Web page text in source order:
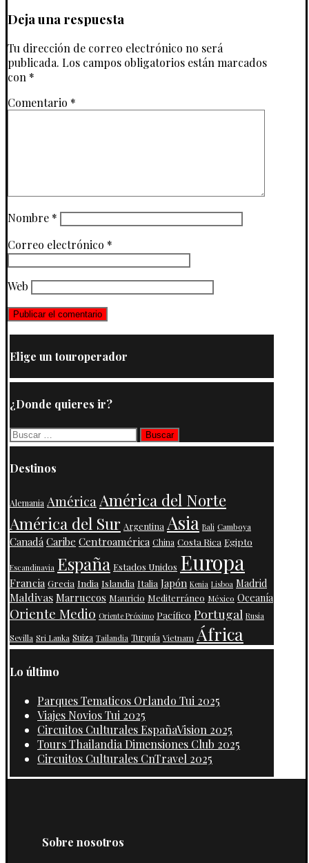
Deja una respuesta
Tu dirección de correo electrónico no será
publicada. Los campos obligatorios están marcados
con *
Comentario *
Nombre *
Correo electrónico *
Web
Elige un touroperador
¿Donde quieres ir?
Buscar:
Destinos
Alemania AméricaAmérica del Norte
América del Sur Argentina Asia Bali Camboya
Canadá Caribe Centroamérica China Costa Rica Egipto
Escandinavia España Estados Unidos Europa
Francia Grecia India Islandia Italia Japón Kenia Lisboa Madrid
Maldivas Marruecos Mauricio Mediterráneo México Oceanía
Oriente Medio Oriente Próximo Pacífico Portugal Rusia
Sevilla Sri Lanka Suiza Tailandia Turquía Vietnam África
Lo último
Parques Tematicos Orlando Tui 2025
Viajes Novios Tui 2025
Circuitos Culturales EspañaVision 2025
Tours Thailandia Dimensiones Club 2025
Circuitos Culturales CnTravel 2025
Sobre nosotros